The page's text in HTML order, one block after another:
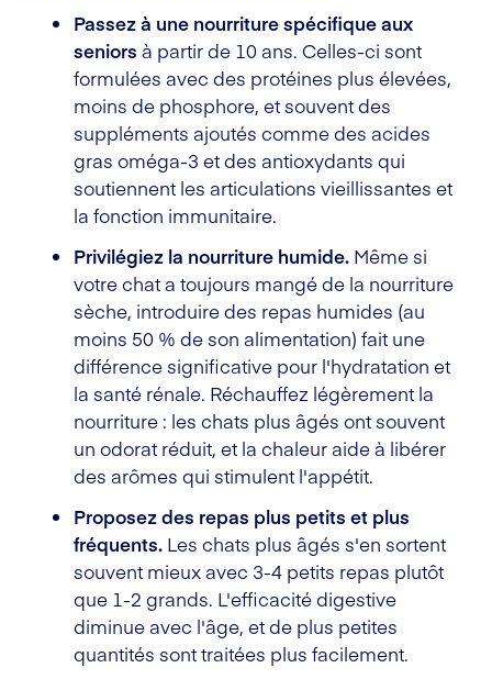
Passez à une nourriture spécifique aux
seniors à partir de 10 ans. Celles-ci sont
formulées avec des protéines plus élevées,
moins de phosphore, et souvent des
suppléments ajoutés comme des acides
gras oméga-3 et des antioxydants qui
soutiennent les articulations vieillissantes et
la fonction immunitaire.
Privilégiez la nourriture humide. Même si
votre chat a toujours mangé de la nourriture
sèche, introduire des repas humides (au
moins 50 % de son alimentation) fait une
différence significative pour l'hydratation et
la santé rénale. Réchauffez légèrement la
nourriture : les chats plus âgés ont souvent
un odorat réduit, et la chaleur aide à libérer
des arômes qui stimulent l'appétit.
Proposez des repas plus petits et plus
fréquents. Les chats plus âgés s'en sortent
souvent mieux avec 3-4 petits repas plutôt
que 1-2 grands. L'efficacité digestive
diminue avec l'âge, et de plus petites
quantités sont traitées plus facilement.